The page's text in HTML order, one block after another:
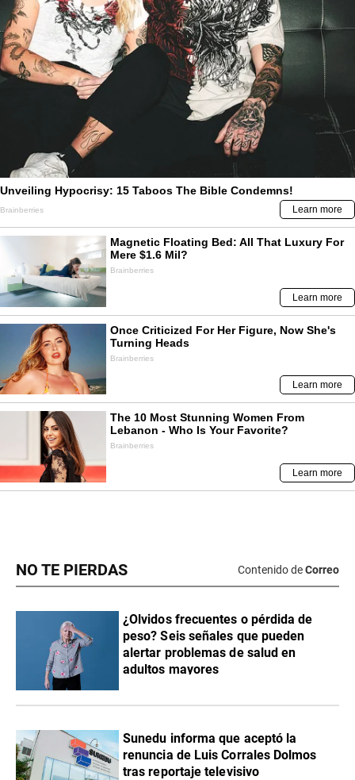
NO TE PIERDAS Contenido deCorreo
¿Olvidos frecuentes o pérdida de
peso? Seis señales que pueden
alertar problemas de salud en
adultos mayores
Sunedu informa que aceptó la
renuncia de Luis Corrales Dolmos
tras reportaje televisivo